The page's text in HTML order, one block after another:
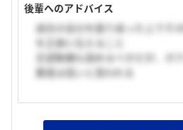
後輩へのアドバイス
過去の自分を振り返った上でそ
を正直に伝えること
志望動機も固めるべきだが、ガ
要度は高いと思われる